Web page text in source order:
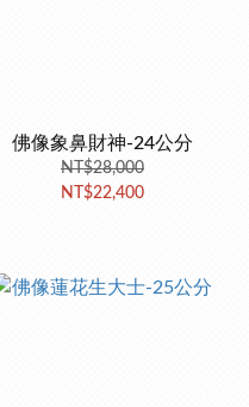
佛像象鼻財神-24公分
NT$28,000
NT$22,400